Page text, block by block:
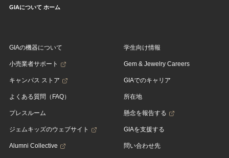
GIAについて ホーム
GIAの機器について
小売業者サポート
キャンパス ストア
よくある質問（FAQ）
プレスルーム
ジェムキッズのウェブサイト
Alumni Collective
学生向け情報
Gem & Jewelry Careers
GIAでのキャリア
所在地
懸念を報告する
GIAを支援する
問い合わせ先